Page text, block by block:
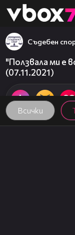
👾
Всички
Съдебен
"Ползвала ми е
(07.11.2021)
47:02